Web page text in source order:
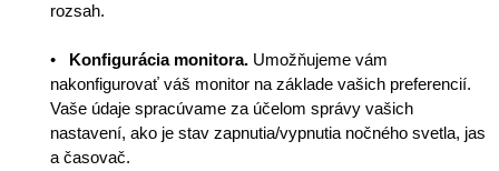
rozsah.
• Konfigurácia monitora. Umožňujeme vám
nakonfigurovať váš monitor na základe vašich preferencií.
Vaše údaje spracúvame za účelom správy vašich
nastavení, ako je stav zapnutia/vypnutia nočného svetla, jas
a časovač.